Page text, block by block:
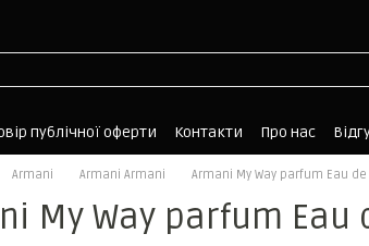
публічної оферти Контакти Про нас
Armani Armani Armani Armani My Way parfum Eau
My Way parfum Eau